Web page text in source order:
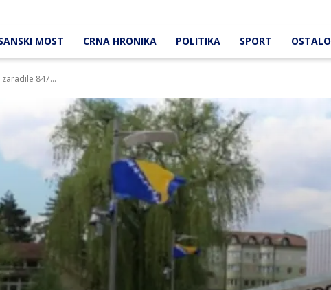
MOST CRNA HRONIKA POLITIKA SPORT OSTALO
847...